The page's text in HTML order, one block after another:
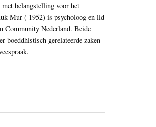
met belangstelling voor het
Mur ( 1952) is psycholoog en lid
Community Nederland. Beide
boeddhistisch gerelateerde zaken